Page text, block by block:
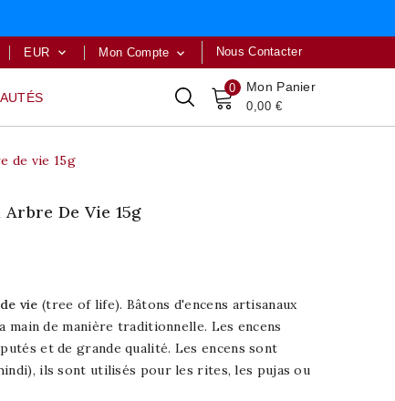
Nous Contacter
Mon Compte 
EUR 
0 Mon Panier
0,00 €
de vie 15g
De Vie 15g
vie (tree of life). Bâtons d'encens artisanaux
main de manière traditionnelle. Les encens
et de grande qualité. Les encens sont
ils sont utilisés pour les rites, les pujas ou